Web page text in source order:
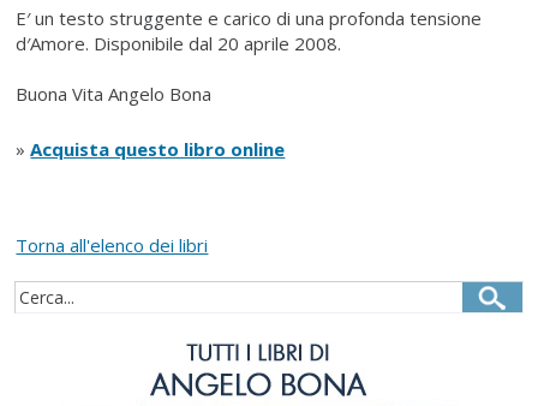
E′ un testo struggente e carico di una profonda tensione
d′Amore. Disponibile dal 20 aprile 2008.
Buona Vita Angelo Bona
»Acquista questo libro online
Torna all'elenco dei libri